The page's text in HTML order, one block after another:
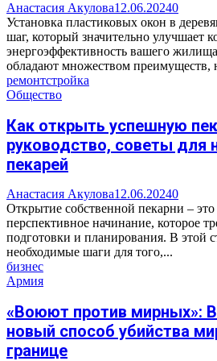
Анастасия Акулова12.06.20240
Установка пластиковых окон в
шаг, который значительно улучшает
энергоэффективность вашего
обладают множеством преимуществ,
ремонтстройка
Общество
Как открыть успешную
руководство, советы для
пекарей
Анастасия Акулова12.06.20240
Открытие собственной пекарни – это
перспективное начинание, которое
подготовки и планирования. В этой
необходимые шаги для того,...
бизнес
Армия
«Воюют против мирных»:
новый способ убийства
границе